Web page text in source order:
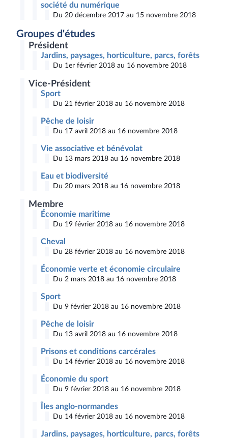
société du numérique
Du 20 décembre 2017 au 15 novembre 2018
Groupes d'études
Président
Jardins, paysages, horticulture, parcs, forêts
Du 1er février 2018 au 16 novembre 2018
Vice-Président
Sport
Du 21 février 2018 au 16 novembre 2018
Pêche de loisir
Du 17 avril 2018 au 16 novembre 2018
Vie associative et bénévolat
Du 13 mars 2018 au 16 novembre 2018
Eau et biodiversité
Du 20 mars 2018 au 16 novembre 2018
Membre
Économie maritime
Du 19 février 2018 au 16 novembre 2018
Cheval
Du 28 février 2018 au 16 novembre 2018
Économie verte et économie circulaire
Du 2 mars 2018 au 16 novembre 2018
Sport
Du 9 février 2018 au 16 novembre 2018
Pêche de loisir
Du 13 avril 2018 au 16 novembre 2018
Prisons et conditions carcérales
Du 14 février 2018 au 16 novembre 2018
Économie du sport
Du 9 février 2018 au 16 novembre 2018
Îles anglo-normandes
Du 14 février 2018 au 16 novembre 2018
Jardins, paysages, horticulture, parcs, forêts